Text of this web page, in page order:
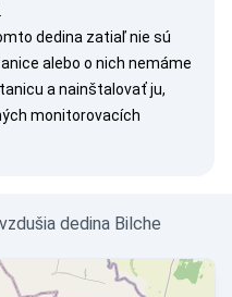
dedina zatiaľ nie sú
alebo o nich nemáme
a nainštalovať ju,
monitorovacích
dedina Bilche